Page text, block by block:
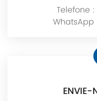
Telefone :
WhatsApp
ENVIE-